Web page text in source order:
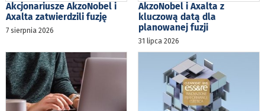
Akcjonariusze AkzoNobel i
Axalta zatwierdzili fuzję
7 sierpnia 2026
AkzoNobel i Axalta z
kluczową datą dla
planowanej fuzji
31 lipca 2026